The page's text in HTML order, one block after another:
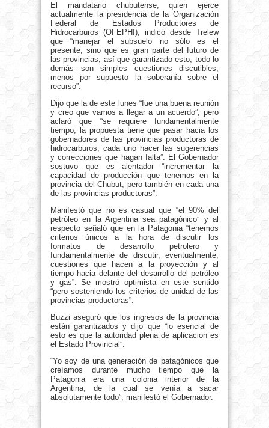
El mandatario chubutense, quien ejerce
actualmente la presidencia de la Organización
Federal de Estados Productores de
Hidrocarburos (OFEPHI), indicó desde Trelew
que “manejar el subsuelo no sólo es el
presente, sino que es gran parte del futuro de
las provincias, así que garantizado esto, todo lo
demás son simples cuestiones discutibles,
menos por supuesto la soberanía sobre el
recurso”.
Dijo que la de este lunes “fue una buena reunión
y creo que vamos a llegar a un acuerdo”, pero
aclaró que “se requiere fundamentalmente
tiempo; la propuesta tiene que pasar hacia los
gobernadores de las provincias productoras de
hidrocarburos, cada uno hacer las sugerencias
y correcciones que hagan falta”. El Gobernador
sostuvo que es alentador “incrementar la
capacidad de producción que tenemos en la
provincia del Chubut, pero también en cada una
de las provincias productoras”.
Manifestó que no es casual que “el 90% del
petróleo en la Argentina sea patagónico” y al
respecto señaló que en la Patagonia “tenemos
criterios únicos a la hora de discutir los
formatos de desarrollo petrolero y
fundamentalmente de discutir, eventualmente,
cuestiones que hacen a la proyección y al
tiempo hacia delante del desarrollo del petróleo
y gas”. Se mostró optimista en este sentido
“pero sosteniendo los criterios de unidad de las
provincias productoras”.
Buzzi aseguró que los ingresos de la provincia
están garantizados y dijo que “lo esencial de
esto es que la autoridad plena de aplicación es
el Estado Provincial”.
“Yo soy de una generación de patagónicos que
creíamos durante mucho tiempo que la
Patagonia era una colonia interior de la
Argentina, de la cual se venía a sacar
absolutamente todo”, manifestó el Gobernador.